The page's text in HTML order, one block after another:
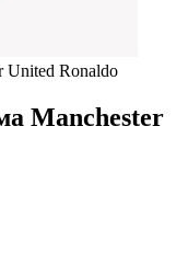
Manchester